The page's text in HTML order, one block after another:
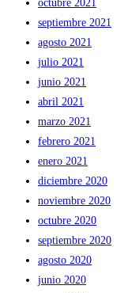
octubre 2021
septiembre 2021
agosto 2021
julio 2021
junio 2021
abril 2021
marzo 2021
febrero 2021
enero 2021
diciembre 2020
noviembre 2020
octubre 2020
septiembre 2020
agosto 2020
junio 2020